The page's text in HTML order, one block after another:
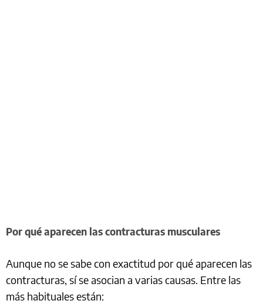
Por qué aparecen las contracturas musculares
Aunque no se sabe con exactitud por qué aparecen las
contracturas, sí se asocian a varias causas. Entre las
más habituales están: